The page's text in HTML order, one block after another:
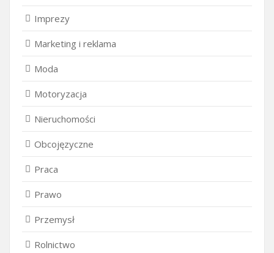
Imprezy
Marketing i reklama
Moda
Motoryzacja
Nieruchomości
Obcojęzyczne
Praca
Prawo
Przemysł
Rolnictwo